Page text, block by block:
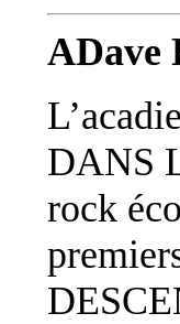
ADave
DANS
rock